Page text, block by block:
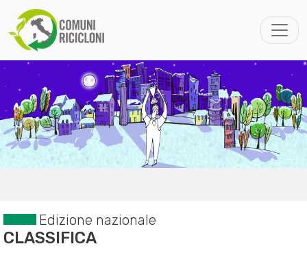
Edizione nazionale
CLASSIFICA